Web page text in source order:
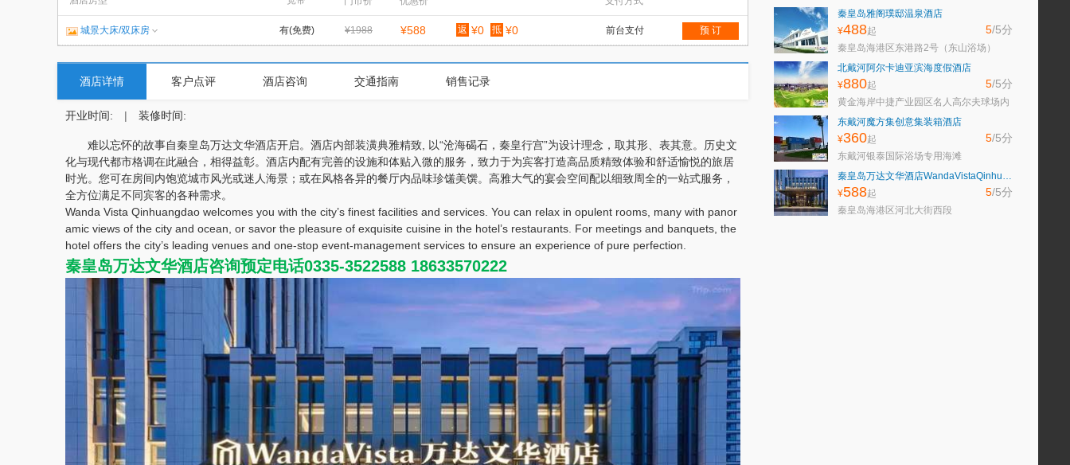
城景大床/双床房 有(免费) ¥1988 ¥588 返 ¥0 抵 ¥0 前台支付 预 订
酒店详情 客户点评 酒店咨询 交通指南 销售记录
开业时间: | 装修时间:
难以忘怀的故事自秦皇岛万达文华酒店开启。酒店内部装潢典雅精致, 以“沧海碣石，秦皇行宫”为设计理念，取其形、表其意。历史文
化与现代都市格调在此融合，相得益彰。酒店内配有完善的设施和体贴入微的服务，致力于为宾客打造高品质精致体验和舒适愉悦的旅居
时光。您可在房间内饱览城市风光或迷人海景；或在风格各异的餐厅内品味珍馐美馔。高雅大气的宴会空间配以细致周全的一站式服务，
全方位满足不同宾客的各种需求。
Wanda Vista Qinhuangdao welcomes you with the city’s finest facilities and services. You can relax in opulent rooms, many with panor
amic views of the city and ocean, or savor the pleasure of exquisite cuisine in the hotel’s restaurants. For meetings and banquets, the
hotel offers the city’s leading venues and one-stop event-management services to ensure an experience of pure perfection.
秦皇岛万达文华酒店咨询预定电话0335-3522588 18633570222
秦皇岛雅阁璞邸温泉酒店
¥488起 5/5分
秦皇岛海港区东港路2号（东山浴场）
北戴河阿尔卡迪亚滨海度假酒店
¥880起 5/5分
黄金海岸中捷产业园区名人高尔夫球场内
东戴河魔方集创意集装箱酒店
¥360起 5/5分
东戴河银泰国际浴场专用海滩
秦皇岛万达文华酒店WandaVistaQinhuangdao
¥588起 5/5分
秦皇岛海港区河北大街西段